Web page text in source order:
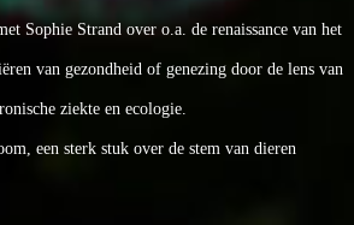
Sophie Strand over o.a. de renaissance van het
van gezondheid of genezing door de lens van
ziekte en ecologie.
een sterk stuk over de stem van dieren